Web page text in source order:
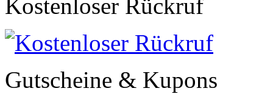
Kostenloser Rückruf
Gutscheine & Kupons